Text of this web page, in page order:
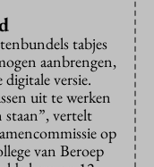
tabjes
aanbrengen,
versie.
uit te werken
staan”, vertelt
op
van Beroep